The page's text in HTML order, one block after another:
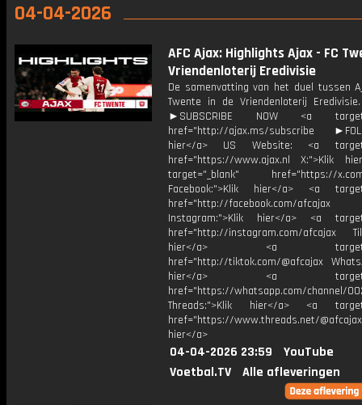
04-04-2026
AFC Ajax: Highlights Ajax - FC
Vriendenloterij Eredivisie
De samenvatting van het duel tussen
Twente in de Vriendenloterij
►SUBSCRIBE NOW <a
href="http://ajax.ms/subscribe
hier</a> US Website: <a
href="https://www.ajax.nl X:">Klik
target="_blank" href="https://x.com/
Facebook:">Klik hier</a> <a
href="http://facebook.com/afcajax
Instagram:">Klik hier</a> <a
href="http://instagram.com/afcajax
hier</a> <a
href="http://tiktok.com/@afcajax
hier</a> <a
href="https://whatsapp.com/channel/
Threads:">Klik hier</a> <a
href="https://www.threads.net/
hier</a>
04-04-2026 23:59
YouTube
Voetbal.TV
Alle afleveringen